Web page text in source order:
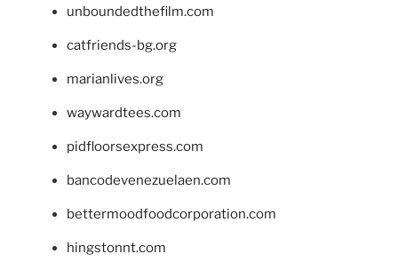
unboundedthefilm.com
catfriends-bg.org
marianlives.org
waywardtees.com
pidfloorsexpress.com
bancodevenezuelaen.com
bettermoodfoodcorporation.com
hingstonnt.com